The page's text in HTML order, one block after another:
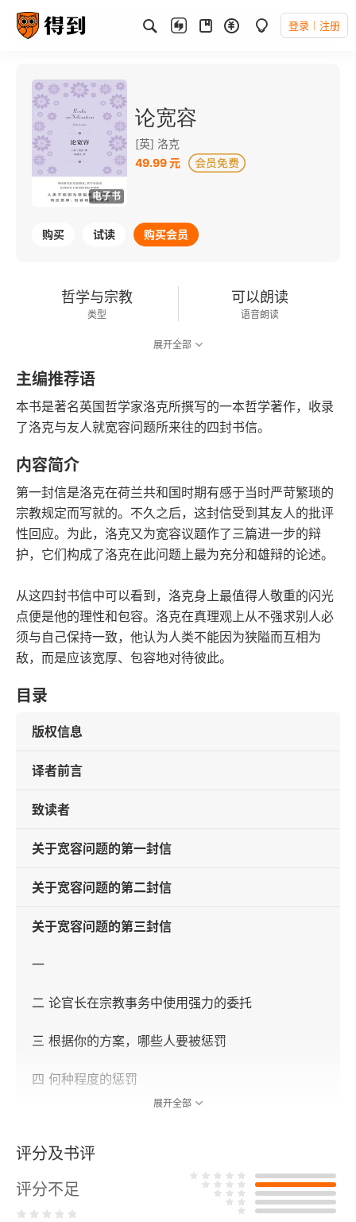
登录 注册
电子书
论宽容
[英] 洛克
49.99 元
购买 试读 购买会员
哲学与宗教
类型
可以朗读
语音朗读
展开全部
主编推荐语
本书是著名英国哲学家洛克所撰写的一本哲学著作，收录
了洛克与友人就宽容问题所来往的四封书信。
内容简介
第一封信是洛克在荷兰共和国时期有感于当时严苛繁琐的
宗教规定而写就的。不久之后，这封信受到其友人的批评
性回应。为此，洛克又为宽容议题作了三篇进一步的辩
护，它们构成了洛克在此问题上最为充分和雄辩的论述。
从这四封书信中可以看到，洛克身上最值得人敬重的闪光
点便是他的理性和包容。洛克在真理观上从不强求别人必
须与自己保持一致，他认为人类不能因为狭隘而互相为
敌，而是应该宽厚、包容地对待彼此。
目录
版权信息
译者前言
致读者
关于宽容问题的第一封信
关于宽容问题的第二封信
关于宽容问题的第三封信
一
二 论官长在宗教事务中使用强力的委托
三 根据你的方案，哪些人要被惩罚
四 何种程度的惩罚
六 论使用强力之目的
七 论使人信奉真正的宗教
展开全部
评分及书评
评分不足